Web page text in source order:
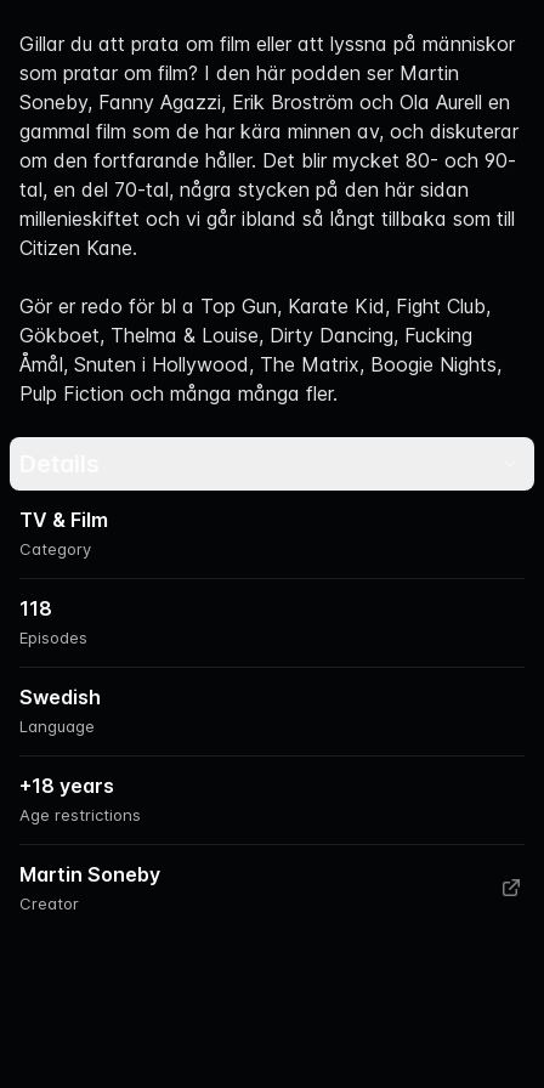
Navigation
Gillar du att prata om film eller att lyssna på människor
som pratar om film? I den här podden ser Martin
Soneby, Fanny Agazzi, Erik Broström och Ola Aurell en
gammal film som de har kära minnen av, och diskuterar
om den fortfarande håller. Det blir mycket 80- och 90-
tal, en del 70-tal, några stycken på den här sidan
millenieskiftet och vi går ibland så långt tillbaka som till
Citizen Kane.
Gör er redo för bl a Top Gun, Karate Kid, Fight Club,
Gökboet, Thelma & Louise, Dirty Dancing, Fucking
Åmål, Snuten i Hollywood, The Matrix, Boogie Nights,
Pulp Fiction och många många fler.
Category
TV & Film
Episodes
118
Language
Swedish
Age restrictions
+18 years
Creator
Martin Soneby